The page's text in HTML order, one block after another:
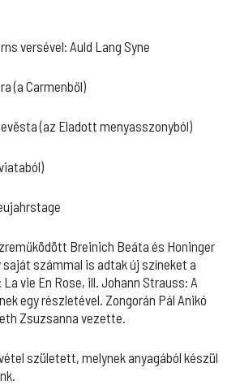
versével: Auld Lang Syne
(a Carmenből)
(az Eladott menyasszonyból)
Breinich Beáta és Honinger
számmal is adtak új színeket a
vie En Rose, ill. Johann Strauss: A
egy részletével. Zongorán Pál Anikó
Zsuzsanna vezette.
született, melynek anyagából készül